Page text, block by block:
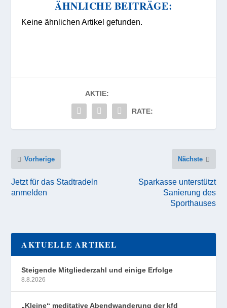
ÄHNLICHE BEITRÄGE:
Keine ähnlichen Artikel gefunden.
AKTIE:
RATE:
Vorherige
Jetzt für das Stadtradeln
anmelden
Nächste
Sparkasse unterstützt
Sanierung des
Sporthauses
AKTUELLE ARTIKEL
Steigende Mitgliederzahl und einige Erfolge
8.8.2026
„Kleine“ meditative Abendwanderung der kfd